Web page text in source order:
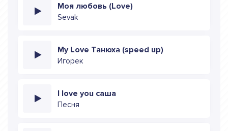
Моя любовь (Love)
Sevak
My Love Танюха (speed up)
Игорек
I love you саша
Песня